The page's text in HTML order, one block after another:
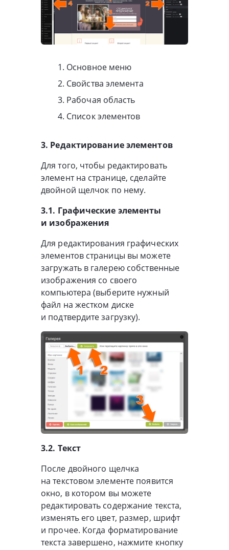
Основное меню
Свойства элемента
Рабочая область
Список элементов
3. Редактирование элементов
Для того, чтобы редактировать
элемент на странице, сделайте
двойной щелчок по нему.
3.1. Графические элементы
и изображения
Для редактирования графических
элементов страницы вы можете
загружать в галерею собственные
изображения со своего
компьютера (выберите нужный
файл на жестком диске
и подтвердите загрузку).
3.2. Текст
После двойного щелчка
на текстовом элементе появится
окно, в котором вы можете
редактировать содержание текста,
изменять его цвет, размер, шрифт
и прочее. Когда форматирование
текста завершено, нажмите кнопку